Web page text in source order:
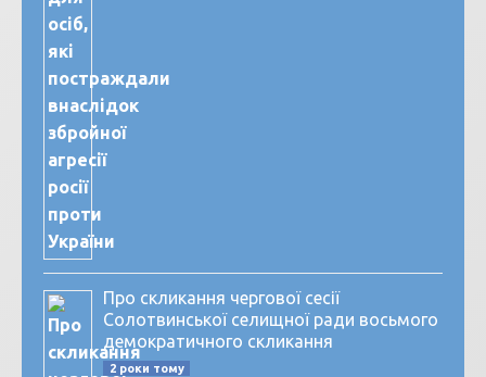
Про скликання чергової сесії
Солотвинської селищної ради восьмого
демократичного скликання
2 роки тому